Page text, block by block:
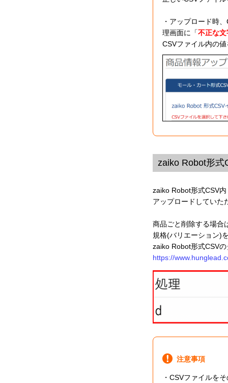
・アップロード時
理画面に「不正な
CSVファイル内の
zaiko Robot形式
zaiko Robot形式CSV
アップロードしていた
商品ごと削除する場合
規格(バリエーション)
zaiko Robot形式CSV
https://
注意事項
・CSVファイルを